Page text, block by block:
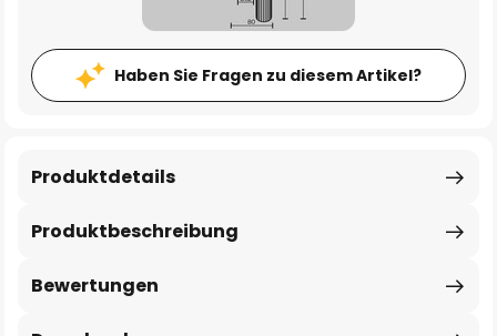
Haben Sie Fragen zu diesem Artikel?
Produktbeschreibung
Produktdetails
Bewertungen